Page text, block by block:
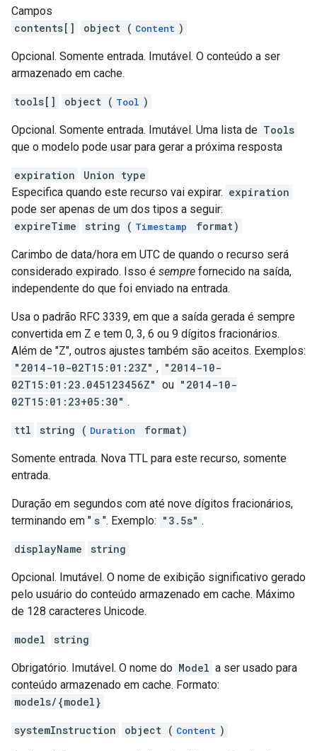
Campos
contents[]
object ( Content )
Opcional. Somente entrada. Imutável. O conteúdo a ser
armazenado em cache.
tools[] object ( Tool )
Opcional. Somente entrada. Imutável. Uma lista de Tools
que o modelo pode usar para gerar a próxima resposta
expiration
Union type
Especifica quando este recurso vai expirar. expiration
pode ser apenas de um dos tipos a seguir:
expireTime
string ( Timestamp format)
Carimbo de data/hora em UTC de quando o recurso será
considerado expirado. Isso é sempre fornecido na saída,
independente do que foi enviado na entrada.
Usa o padrão RFC 3339, em que a saída gerada é sempre
convertida em Z e tem 0, 3, 6 ou 9 dígitos fracionários.
Além de "Z", outros ajustes também são aceitos. Exemplos:
"2014-10-02T15:01:23Z" , "2014-10-
02T15:01:23.045123456Z" ou "2014-10-
02T15:01:23+05:30" .
ttl string ( Duration format)
Somente entrada. Nova TTL para este recurso, somente
entrada.
Duração em segundos com até nove dígitos fracionários,
terminando em " s ". Exemplo: "3.5s" .
displayName string
Opcional. Imutável. O nome de exibição significativo gerado
pelo usuário do conteúdo armazenado em cache. Máximo
de 128 caracteres Unicode.
model string
Obrigatório. Imutável. O nome do Model a ser usado para
conteúdo armazenado em cache. Formato:
models/{model}
systemInstruction object ( Content )